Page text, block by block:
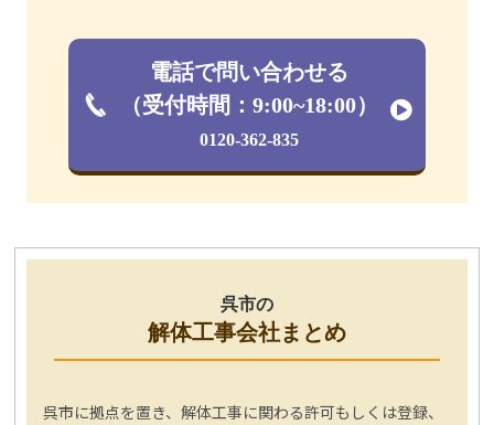
電話で問い合わせる
（受付時間：9:00~18:00）
0120-362-835
呉市の
解体工事会社まとめ
呉市に拠点を置き、解体工事に関わる許可もしくは登録、